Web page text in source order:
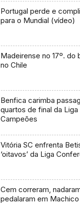
Portugal perde e
para o Mundial (vídeo)
Madeirense no 17º. do
no Chile
Benfica carimba
quartos de final da Liga
Campeões
Vitória SC enfrenta
‘oitavos’ da Liga
Cem correram,
pedalaram em